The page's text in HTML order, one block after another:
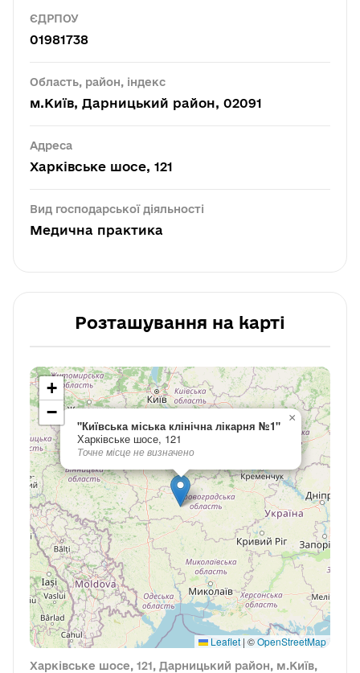
ЄДРПОУ
01981738
Область, район, індекс
м.Київ, Дарницький район, 02091
Адреса
Харківське шосе, 121
Вид господарської діяльності
Медична практика
Розташування на карті
"Київська міська клінічна лікарня №1"
Харківське шосе, 121
Точне місце не визначено
×
+
−
Leaflet | ©OpenStreetMap
Харківське шосе, 121, Дарницький район, м.Київ,